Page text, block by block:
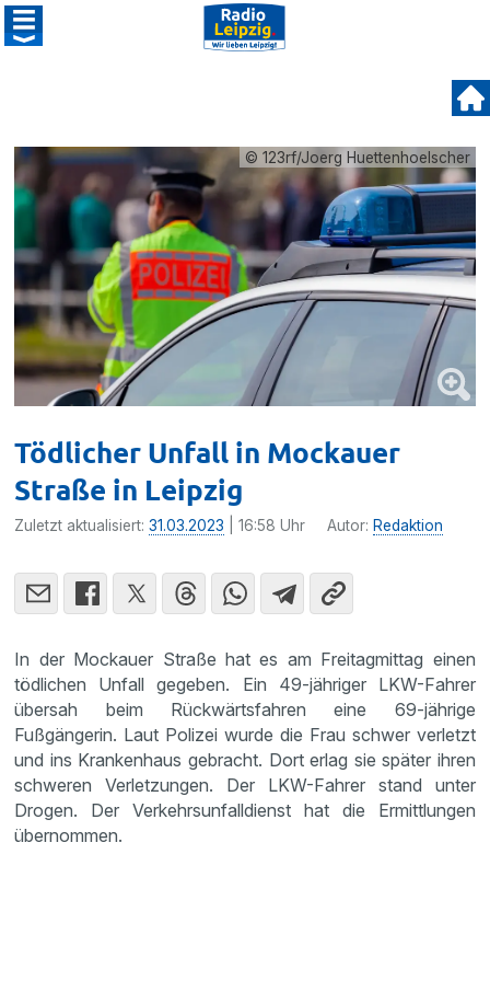
© 123rf/Joerg Huettenhoelscher
Tödlicher Unfall in Mockauer
Straße in Leipzig
Zuletzt aktualisiert:31.03.2023 | 16:58 Uhr Autor: Redaktion
In der Mockauer Straße hat es am Freitagmittag einen
tödlichen Unfall gegeben. Ein 49-jähriger LKW-Fahrer
übersah beim Rückwärtsfahren eine 69-jährige
Fußgängerin. Laut Polizei wurde die Frau schwer verletzt
und ins Krankenhaus gebracht. Dort erlag sie später ihren
schweren Verletzungen. Der LKW-Fahrer stand unter
Drogen. Der Verkehrsunfalldienst hat die Ermittlungen
übernommen.